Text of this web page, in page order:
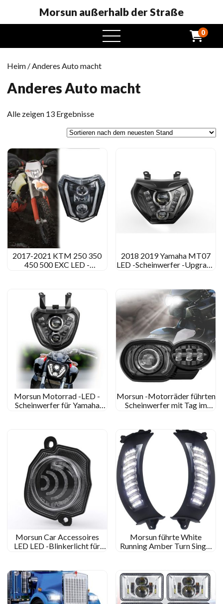
Morsun außerhalb der Straße
Öffnen
Sie
0
Heim / Anderes Auto macht
Anderes Auto macht
Alle zeigen 13 ErgebnisseSortiert
neuesten
2017-2021 KTM 250 350
450 500 EXC LED -
125 SXF
2018 2019 Yamaha MT07
LED -Scheinwerfer -Upgrade
2016
Morsun Motorrad -LED -
Scheinwerfer für Yamaha
Morsun -Motorräder führten
Scheinwerfer mit Tag im
K1300R
Morsun Car Accessoires
LED LED -Blinkerlicht für
Morsun führte White
Running Amber Turn Singal